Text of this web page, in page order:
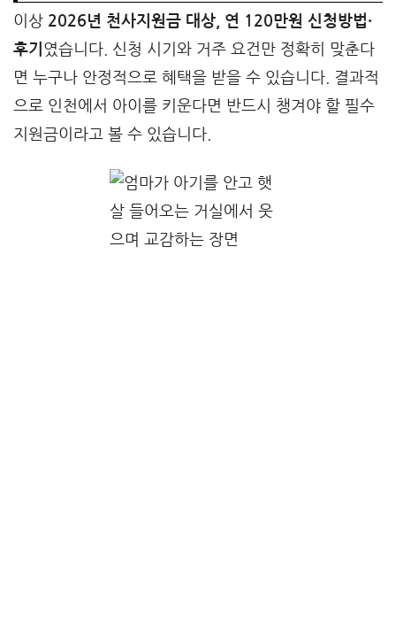
이상 2026년 천사지원금 대상, 연 120만원 신청방법·
후기 였습니다. 신청 시기와 거주 요건만 정확히 맞춘다
면 누구나 안정적으로 혜택을 받을 수 있습니다. 결과적
으로 인천에서 아이를 키운다면 반드시 챙겨야 할 필수
지원금이라고 볼 수 있습니다.